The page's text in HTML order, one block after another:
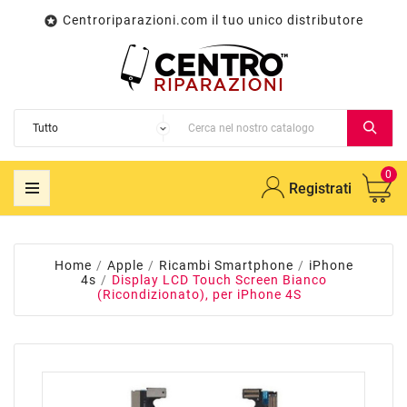
 Centroriparazioni.com il tuo unico distributore
Registrati
0
Home Apple Ricambi Smartphone
iPhone
4s
Display LCD Touch Screen Bianco
(Ricondizionato), per iPhone 4S